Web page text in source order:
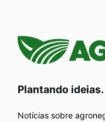
Plantando
Notícias sobre